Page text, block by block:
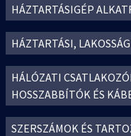
HÁZTARTÁSIGÉP
HÁZTARTÁSI,
HÁLÓZATI
HOSSZABBÍTÓK ÉS
SZERSZÁMOK ÉS